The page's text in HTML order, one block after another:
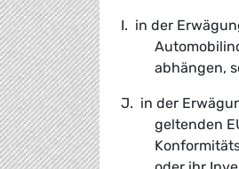
I. in der
abhängen,
J. in der
geltenden